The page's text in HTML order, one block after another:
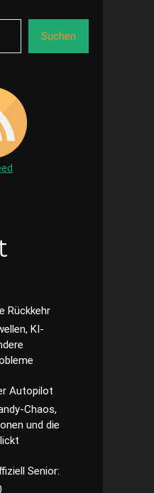
Suchen
Rückkehr
KI-
Autopilot
Chaos,
und die
Senior: